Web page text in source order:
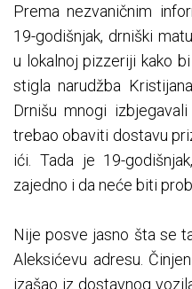
Prema nezvaničnim
19-godišnjak, drniški
u lokalnoj pizzeriji kako
stigla narudžba
Drnišu mnogi
trebao obaviti dostavu
ići. Tada je 19-
zajedno i da neće biti
Nije posve jasno šta se
Aleksićevu adresu.
izašao iz dostavnog